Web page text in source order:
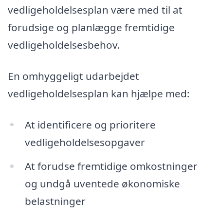
vedligeholdelsesplan være med til at
forudsige og planlægge fremtidige
vedligeholdelsesbehov.
En omhyggeligt udarbejdet
vedligeholdelsesplan kan hjælpe med:
At identificere og prioritere
vedligeholdelsesopgaver
At forudse fremtidige omkostninger
og undgå uventede økonomiske
belastninger